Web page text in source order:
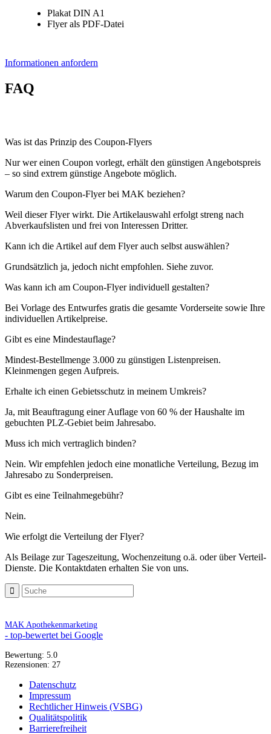
Plakat DIN A1
Flyer als PDF-Datei
Informationen anfordern
FAQ
Was ist das Prinzip des Coupon-Flyers
Nur wer einen Coupon vorlegt, erhält den günstigen Angebotspreis
– so sind extrem günstige Angebote möglich.
Warum den Coupon-Flyer bei MAK beziehen?
Weil dieser Flyer wirkt. Die Artikelauswahl erfolgt streng nach
Abverkaufslisten und frei von Interessen Dritter.
Kann ich die Artikel auf dem Flyer auch selbst auswählen?
Grundsätzlich ja, jedoch nicht empfohlen. Siehe zuvor.
Was kann ich am Coupon-Flyer individuell gestalten?
Bei Vorlage des Entwurfes gratis die gesamte Vorderseite sowie Ihre
individuellen Artikelpreise.
Gibt es eine Mindestauflage?
Mindest-Bestellmenge 3.000 zu günstigen Listenpreisen.
Kleinmengen gegen Aufpreis.
Erhalte ich einen Gebietsschutz in meinem Umkreis?
Ja, mit Beauftragung einer Auflage von 60 % der Haushalte im
gebuchten PLZ-Gebiet beim Jahresabo.
Muss ich mich vertraglich binden?
Nein. Wir empfehlen jedoch eine monatliche Verteilung, Bezug im
Jahresabo zu Sonderpreisen.
Gibt es eine Teilnahmegebühr?
Nein.
Wie erfolgt die Verteilung der Flyer?
Als Beilage zur Tageszeitung, Wochenzeitung o.ä. oder über Verteil-
Dienste. Die Kontaktdaten erhalten Sie von uns.
MAK Apothekenmarketing
- top-bewertet bei Google
Bewertung: 5.0
Rezensionen: 27
Datenschutz
Impressum
Rechtlicher Hinweis (VSBG)
Qualitätspolitik
Barrierefreiheit